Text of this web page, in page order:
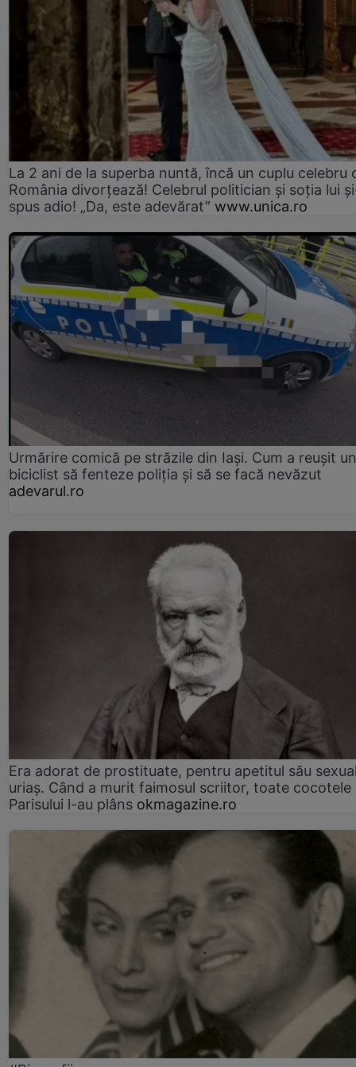
La 2 ani de la superba nuntă, încă un cuplu celebru
România divorțează! Celebrul politician și soția lui
spus adio! „Da, este adevărat” www.unica.ro
Urmărire comică pe străzile din Iași. Cum a reușit un
biciclist să fenteze poliția și să se facă nevăzut
adevarul.ro
Era adorat de prostituate, pentru apetitul său
uriaș. Când a murit faimosul scriitor, toate cocotele
Parisului l-au plâns okmagazine.ro